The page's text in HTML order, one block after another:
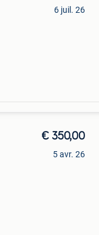
6 juil. 26
€ 350,00
5 avr. 26